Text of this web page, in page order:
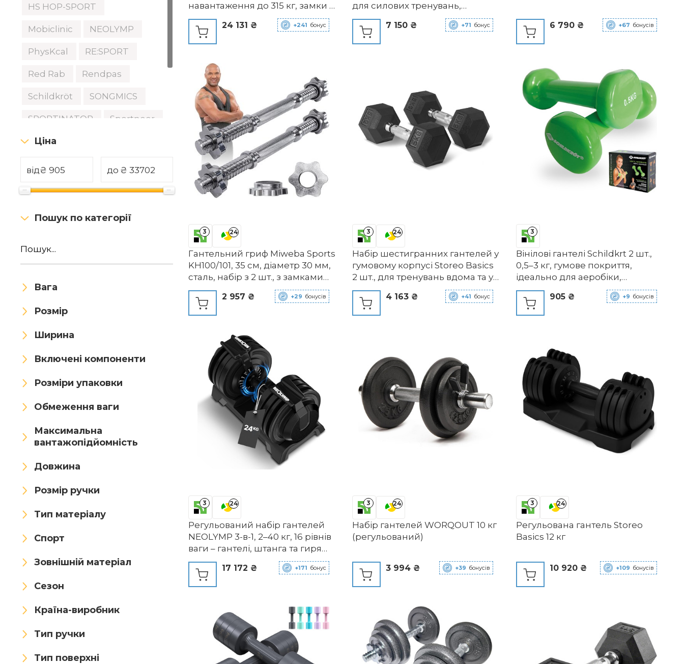
HS HOP-SPORT
Mobiclinic NEOLYMP
PhysKcal RE:SPORT
Red Rab Rendpas
Schildkröt SONGMICS
SPORTINATOR Sportneer
SPORTSCHMIEDE
Ціна
від₴ до ₴
Пошук по категорії
Вага
Розмір
Ширина
Включені компоненти
Розміри упаковки
Обмеження ваги
Максимальна
вантажопідйомність
Довжина
Розмір ручки
Тип матеріалу
Спорт
Зовнішній матеріал
Сезон
Країна-виробник
Тип ручки
Тип поверхні
навантаження до 315 кг, замки в
комплекті
24 131 ₴ +241 бонус
для силових тренувань,
15/20/25/30 кг
7 150 ₴ +71 бонус 6 790 ₴ +67 бонусів
3 24
Гантельний гриф Miweba Sports
KH100/101, 35 см, діаметр 30 мм,
сталь, набір з 2 шт., з замками
Spinlock
2 957 ₴ +29 бонусів
3 24
Набір шестигранних гантелей у
гумовому корпусі Storeo Basics
2 шт., для тренувань вдома та у
спортзалі
4 163 ₴ +41 бонус
3
Вінілові гантелі Schildkrt 2 шт.,
0,5–3 кг, гумове покриття,
ідеально для аеробіки,
гімнастики та фітнесу
905 ₴ +9 бонусів
3 24
Регульований набір гантелей
NEOLYMP 3-в-1, 2–40 кг, 16 рівнів
ваги – гантелі, штанга та гиря
для домашнього тренажерного
залу
17 172 ₴ +171 бонус
3 24
Набір гантелей WORQOUT 10 кг
(регульований)
3 994 ₴ +39 бонусів
3 24
Регульована гантель Storeo
Basics 12 кг
10 920 ₴ +109 бонусів